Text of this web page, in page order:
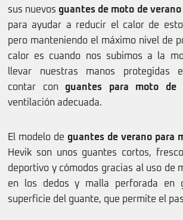
sus nuevos guantes de moto de verano
para ayudar a reducir el calor de
pero manteniendo el máximo nivel de
calor es cuando nos subimos a la
llevar nuestras manos protegidas
contar con guantes para moto de
ventilación adecuada.
El modelo de guantes de verano para
Hevik son unos guantes cortos,
deportivo y cómodos gracias al uso de
en los dedos y malla perforada en
superficie del guante, que permite el